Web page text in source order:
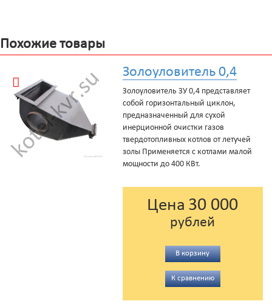
Похожие товары
Золоуловитель 0,4
Золоуловитель ЗУ 0,4 представляет
собой горизонтальный циклон,
предназначенный для сухой
инерционной очистки газов
твердотопливных котлов от летучей
золы Применяется с котлами малой
мощности до 400 КВт.
Цена 30 000
рублей
В корзину
К сравнению